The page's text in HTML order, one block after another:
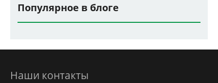
Популярное в блоге
Наши контакты